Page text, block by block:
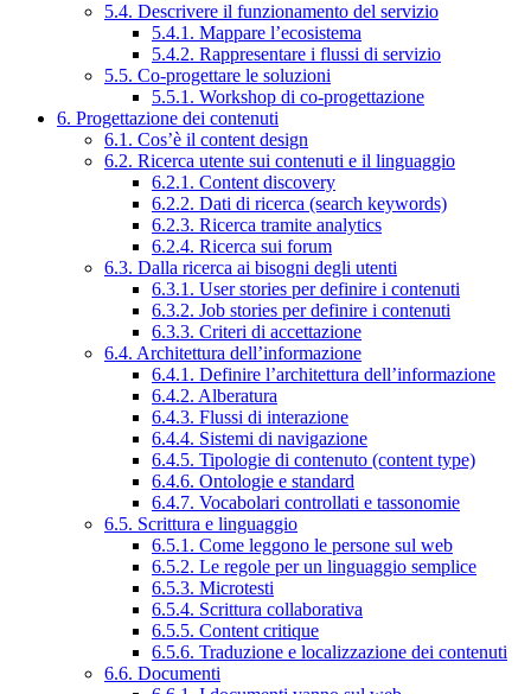
5.4. Descrivere il funzionamento del servizio
5.4.1. Mappare l’ecosistema
5.4.2. Rappresentare i flussi di servizio
5.5. Co-progettare le soluzioni
5.5.1. Workshop di co-progettazione
6. Progettazione dei contenuti
6.1. Cos’è il content design
6.2. Ricerca utente sui contenuti e il linguaggio
6.2.1. Content discovery
6.2.2. Dati di ricerca (search keywords)
6.2.3. Ricerca tramite analytics
6.2.4. Ricerca sui forum
6.3. Dalla ricerca ai bisogni degli utenti
6.3.1. User stories per definire i contenuti
6.3.2. Job stories per definire i contenuti
6.3.3. Criteri di accettazione
6.4. Architettura dell’informazione
6.4.1. Definire l’architettura dell’informazione
6.4.2. Alberatura
6.4.3. Flussi di interazione
6.4.4. Sistemi di navigazione
6.4.5. Tipologie di contenuto (content type)
6.4.6. Ontologie e standard
6.4.7. Vocabolari controllati e tassonomie
6.5. Scrittura e linguaggio
6.5.1. Come leggono le persone sul web
6.5.2. Le regole per un linguaggio semplice
6.5.3. Microtesti
6.5.4. Scrittura collaborativa
6.5.5. Content critique
6.5.6. Traduzione e localizzazione dei contenuti
6.6. Documenti